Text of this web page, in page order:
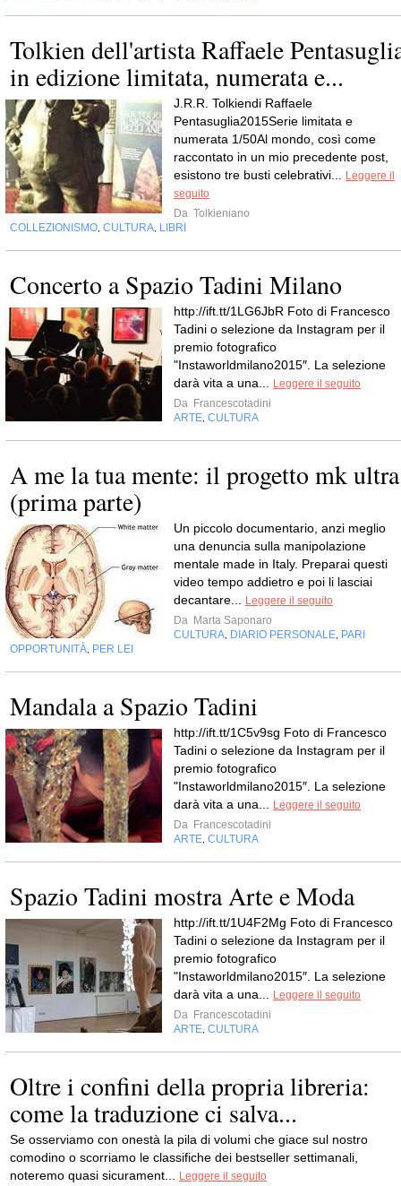
Tolkien dell'artista Raffaele
in edizione limitata, numerata e...
J.R.R. Tolkiendi Raffaele
Pentasuglia2015Serie limitata e
numerata 1/50Al mondo, così come
raccontato in un mio precedente post,
esistono tre busti celebrativi...
Leggere il
seguito
Da Tolkieniano
COLLEZIONISMO CULTURA LIBRI
Concerto a Spazio Tadini Milano
http://ift.tt/1LG6JbR Foto di Francesco
Tadini o selezione da Instagram per il
premio fotografico
"Instaworldmilano2015″. La selezione
darà vita a una...
Leggere il seguito
Da Francescotadini
ARTE CULTURA
A me la tua mente: il progetto mk ultra
(prima parte)
Un piccolo documentario, anzi meglio
una denuncia sulla manipolazione
mentale made in Italy. Preparai questi
video tempo addietro e poi li lasciai
decantare...
Leggere il seguito
Da Marta Saponaro
CULTURA DIARIO PERSONALE PARI
OPPORTUNITÀ PER LEI
Mandala a Spazio Tadini
http://ift.tt/1C5v9sg Foto di Francesco
Tadini o selezione da Instagram per il
premio fotografico
"Instaworldmilano2015″. La selezione
darà vita a una...
Leggere il seguito
Da Francescotadini
ARTE CULTURA
Spazio Tadini mostra Arte e Moda
http://ift.tt/1U4F2Mg Foto di Francesco
Tadini o selezione da Instagram per il
premio fotografico
"Instaworldmilano2015″. La selezione
darà vita a una...
Leggere il seguito
Da Francescotadini
ARTE CULTURA
Oltre i confini della propria libreria:
come la traduzione ci salva...
Se osserviamo con onestà la pila di volumi che giace sul nostro
comodino o scorriamo le classifiche dei bestseller settimanali,
noteremo quasi sicurament...
Leggere il seguito